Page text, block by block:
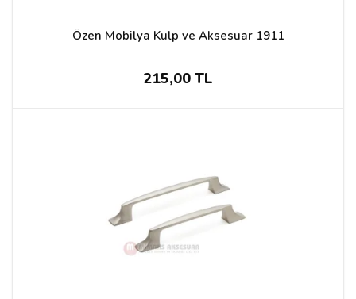
Özen Mobilya Kulp ve Aksesuar 1911
215,00 TL